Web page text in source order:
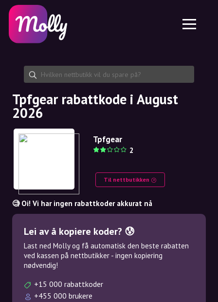
Hudpleie
Hårpleie
Del rabattkode
Funksjoner
Jobb
Om oss
Samarbeid
Plattform
Molly til iPhone og iPad
Molly til Android
NO
EN
SE
NO
DE
Tpfgear rabattkode i August
2026
Tpfgear
2
Til nettbutikken
🧐 Oi! Vi har ingen rabattkoder akkurat nå
Lei av å kopiere koder? 😰
Last ned Molly og få automatisk den beste rabatten
ved kassen på nettbutikker - ingen kopiering
nødvendig!
+15 000 rabattkoder
+455 000 brukere